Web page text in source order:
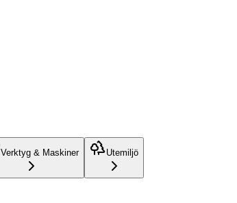
Verktyg & Maskiner Utemiljö